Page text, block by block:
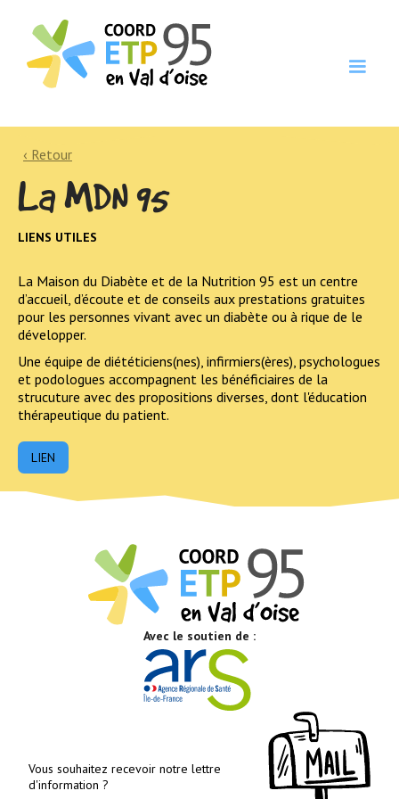
‹ Retour
La MDN 95
LIENS UTILES
La Maison du Diabète et de la Nutrition 95 est un centre
d’accueil, d’écoute et de conseils aux prestations gratuites
pour les personnes vivant avec un diabète ou à rique de le
développer.
Une équipe de diététiciens(nes), infirmiers(ères), psychologues
et podologues accompagnent les bénéficiaires de la
strucuture avec des propositions diverses, dont l'éducation
thérapeutique du patient.
LIEN
Avec le soutien de :
Vous souhaitez recevoir notre lettre
d'information ?